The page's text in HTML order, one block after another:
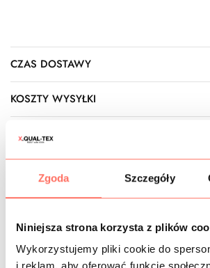
Zgoda Szczegóły
Niniejsza strona korzysta z plików
Wykorzystujemy pliki cookie do
CZAS DOSTAWY
KOSZTY WYSYŁKI
OPIS
Powierzchnia półmatowa z subtelną
naturalnej skóry. W dotyku ta
meszek (w chwycie zbliżony do irchy).
czemu może być użyta do szycia